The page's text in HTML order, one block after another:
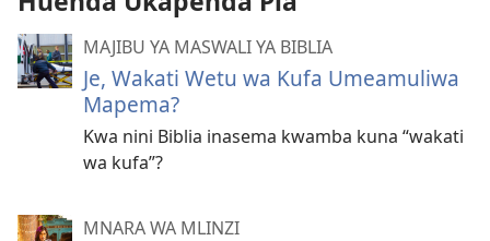
MAJIBU YA MASWALI YA BIBLIA
Je, Wakati Wetu wa Kufa Umeamuliwa
Mapema?
Kwa nini Biblia inasema kwamba kuna “wakati
wa kufa”?
MNARA WA MLINZI